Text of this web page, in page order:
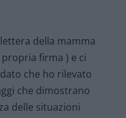
della mamma
firma ) e ci
che ho rilevato
che dimostrano
delle situazioni